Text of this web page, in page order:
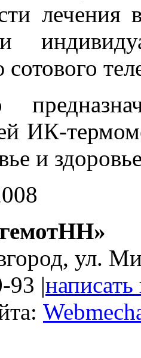
сотового
ИК-
и
ул.
93 |